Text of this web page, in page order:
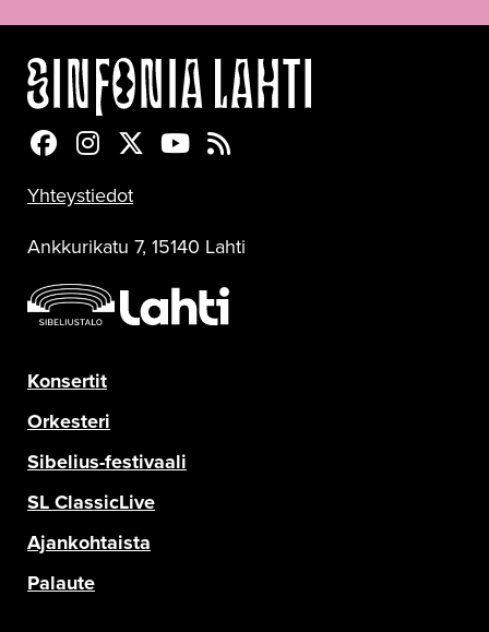
Sinfonia Lahti Facebookissa
Sinfonia Lahti Instagramissa
Sinfonia Lahti Twitterissä
Sinfonia Lahti YouTubessa
Sinfonia Lahti RSS-feed
Yhteystiedot
Ankkurikatu 7, 15140 Lahti
Konsertit
Orkesteri
Sibelius-festivaali
SL ClassicLive
Ajankohtaista
Palaute